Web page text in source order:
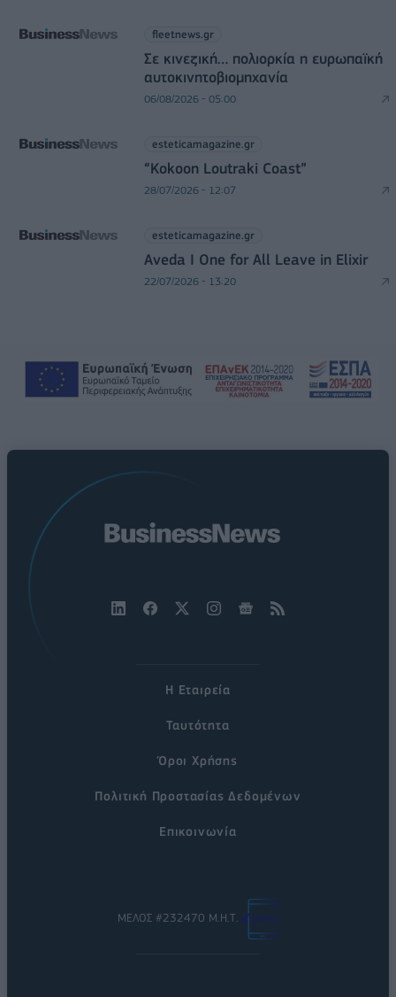
fleetnews.gr
Σε κινεζική… πολιορκία η ευρωπαϊκή
αυτοκινητοβιομηχανία
06/08/2026 - 05:00
esteticamagazine.gr
“Kokoon Loutraki Coast”
28/07/2026 - 12:07
esteticamagazine.gr
Aveda I One for All Leave in Elixir
22/07/2026 - 13:20
Η Εταιρεία
Ταυτότητα
Όροι Χρήσης
Πολιτική Προστασίας Δεδομένων
Επικοινωνία
ΜΕΛΟΣ #232470 Μ.Η.Τ.